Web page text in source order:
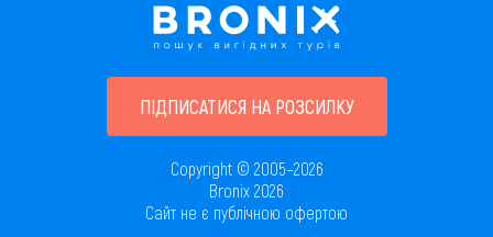
ПІДПИСАТИСЯ НА РОЗСИЛКУ
Copyright © 2005–2026
Bronix 2026
Сайт не є публічною офертою